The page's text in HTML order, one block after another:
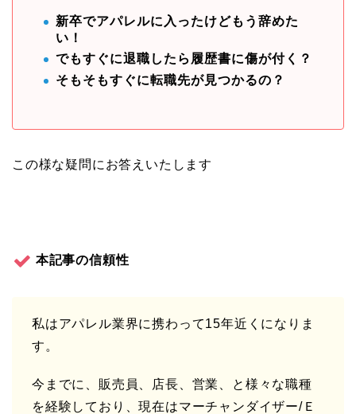
新卒でアパレルに入ったけどもう辞めた
い！
でもすぐに退職したら履歴書に傷が付く？
そもそもすぐに転職先が見つかるの？
この様な疑問にお答えいたします
本記事の信頼性
私はアパレル業界に携わって15年近くになりま
す。
今までに、販売員、店長、営業、と様々な職種
を経験しており、現在はマーチャンダイザー/Ｅ